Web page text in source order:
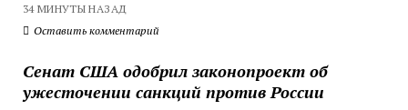
34 МИНУТЫ НАЗАД
Оставить комментарий
Сенат США одобрил законопроект об
ужесточении санкций против России